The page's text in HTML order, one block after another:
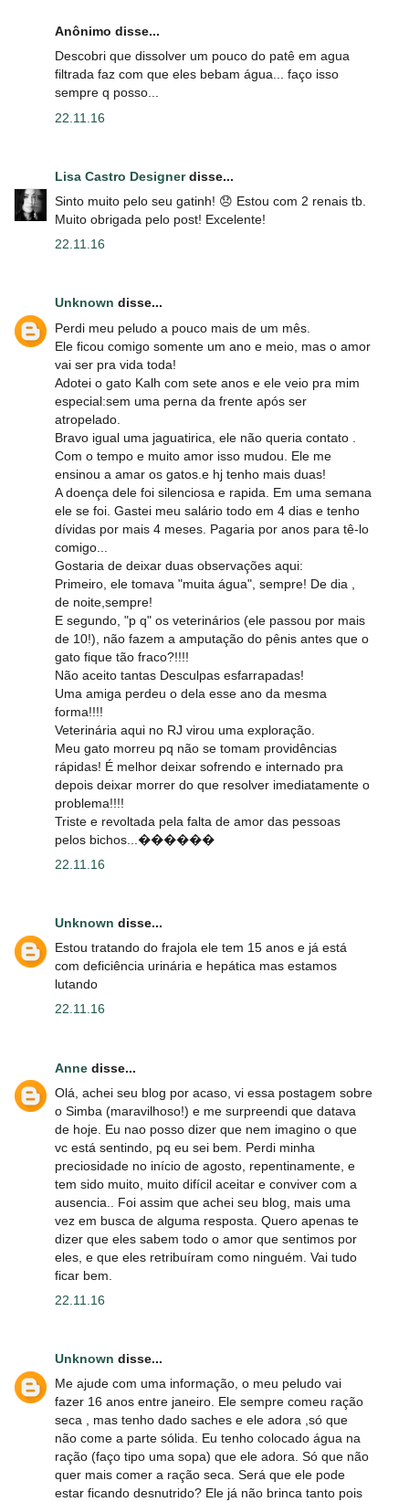
Anônimo disse...
Descobri que dissolver um pouco do patê em agua
filtrada faz com que eles bebam água... faço isso
sempre q posso...
22.11.16
Lisa Castro Designerdisse...
Sinto muito pelo seu gatinh! 😞 Estou com 2 renais tb.
Muito obrigada pelo post! Excelente!
22.11.16
Unknown disse...
Perdi meu peludo a pouco mais de um mês.
Ele ficou comigo somente um ano e meio, mas o amor
vai ser pra vida toda!
Adotei o gato Kalh com sete anos e ele veio pra mim
especial:sem uma perna da frente após ser
atropelado.
Bravo igual uma jaguatirica, ele não queria contato .
Com o tempo e muito amor isso mudou. Ele me
ensinou a amar os gatos.e hj tenho mais duas!
A doença dele foi silenciosa e rapida. Em uma semana
ele se foi. Gastei meu salário todo em 4 dias e tenho
dívidas por mais 4 meses. Pagaria por anos para tê-lo
comigo...
Gostaria de deixar duas observações aqui:
Primeiro, ele tomava "muita água", sempre! De dia ,
de noite,sempre!
E segundo, "p q" os veterinários (ele passou por mais
de 10!), não fazem a amputação do pênis antes que o
gato fique tão fraco?!!!!
Não aceito tantas Desculpas esfarrapadas!
Uma amiga perdeu o dela esse ano da mesma
forma!!!!
Veterinária aqui no RJ virou uma exploração.
Meu gato morreu pq não se tomam providências
rápidas! É melhor deixar sofrendo e internado pra
depois deixar morrer do que resolver imediatamente o
problema!!!!
Triste e revoltada pela falta de amor das pessoas
pelos bichos...������
22.11.16
Unknown disse...
Estou tratando do frajola ele tem 15 anos e já está
com deficiência urinária e hepática mas estamos
lutando
22.11.16
Anne disse...
Olá, achei seu blog por acaso, vi essa postagem sobre
o Simba (maravilhoso!) e me surpreendi que datava
de hoje. Eu nao posso dizer que nem imagino o que
vc está sentindo, pq eu sei bem. Perdi minha
preciosidade no início de agosto, repentinamente, e
tem sido muito, muito difícil aceitar e conviver com a
ausencia.. Foi assim que achei seu blog, mais uma
vez em busca de alguma resposta. Quero apenas te
dizer que eles sabem todo o amor que sentimos por
eles, e que eles retribuíram como ninguém. Vai tudo
ficar bem.
22.11.16
Unknown disse...
Me ajude com uma informação, o meu peludo vai
fazer 16 anos entre janeiro. Ele sempre comeu ração
seca , mas tenho dado saches e ele adora ,só que
não come a parte sólida. Eu tenho colocado água na
ração (faço tipo uma sopa) que ele adora. Só que não
quer mais comer a ração seca. Será que ele pode
estar ficando desnutrido? Ele já não brinca tanto pois